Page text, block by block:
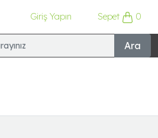
Giriş Yapın Sepet 0
Ara